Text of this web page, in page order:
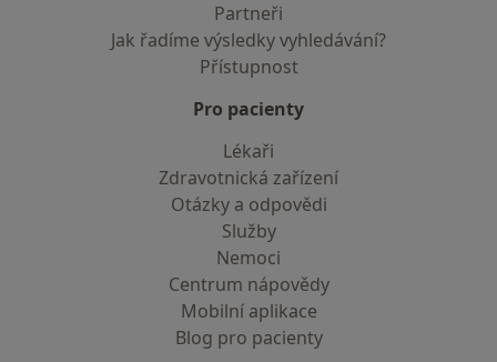
Partneři
Jak řadíme výsledky vyhledávání?
Přístupnost
Pro pacienty
Lékaři
Zdravotnická zařízení
Otázky a odpovědi
Služby
Nemoci
Centrum nápovědy
Mobilní aplikace
Blog pro pacienty